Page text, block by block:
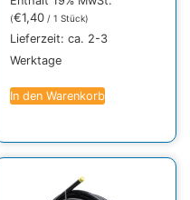
(€1,40 / 1 Stück)
Lieferzeit: ca. 2-3
Werktage
In den Warenkorb